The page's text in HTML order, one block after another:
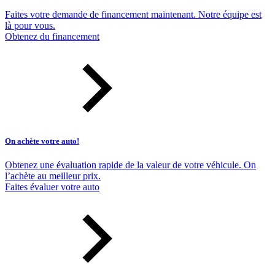
Faites votre demande de financement maintenant. Notre équipe est
là pour vous.
Obtenez du financement
On achète votre auto!
Obtenez une évaluation rapide de la valeur de votre véhicule. On
l’achète au meilleur prix.
Faites évaluer votre auto